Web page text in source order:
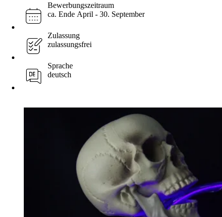
Bewerbungszeitraum
ca. Ende April - 30. September
Zulassung
zulassungsfrei
Sprache
deutsch